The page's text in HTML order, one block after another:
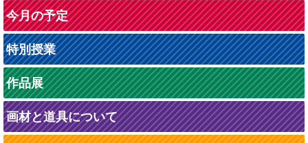
今月の予定
特別授業
作品展
画材と道具について